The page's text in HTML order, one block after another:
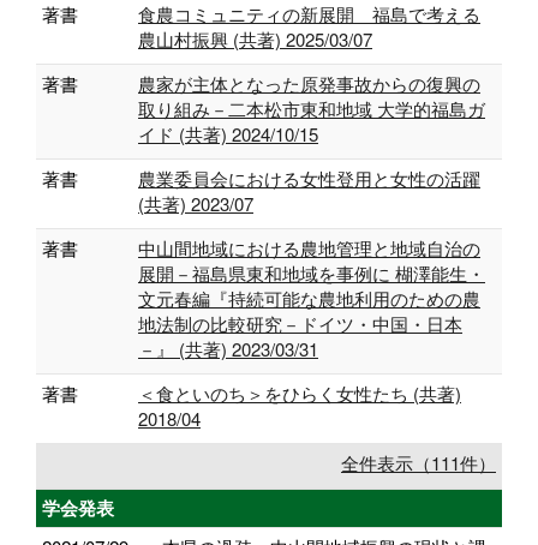
著書
食農コミュニティの新展開 福島で考える
農山村振興 (共著) 2025/03/07
著書
農家が主体となった原発事故からの復興の
取り組み－二本松市東和地域 大学的福島ガ
イド (共著) 2024/10/15
著書
農業委員会における女性登用と女性の活躍
(共著) 2023/07
著書
中山間地域における農地管理と地域自治の
展開－福島県東和地域を事例に 楜澤能生・
文元春編『持続可能な農地利用のための農
地法制の比較研究－ドイツ・中国・日本
－』 (共著) 2023/03/31
著書
＜食といのち＞をひらく女性たち (共著)
2018/04
全件表示（111件）
学会発表